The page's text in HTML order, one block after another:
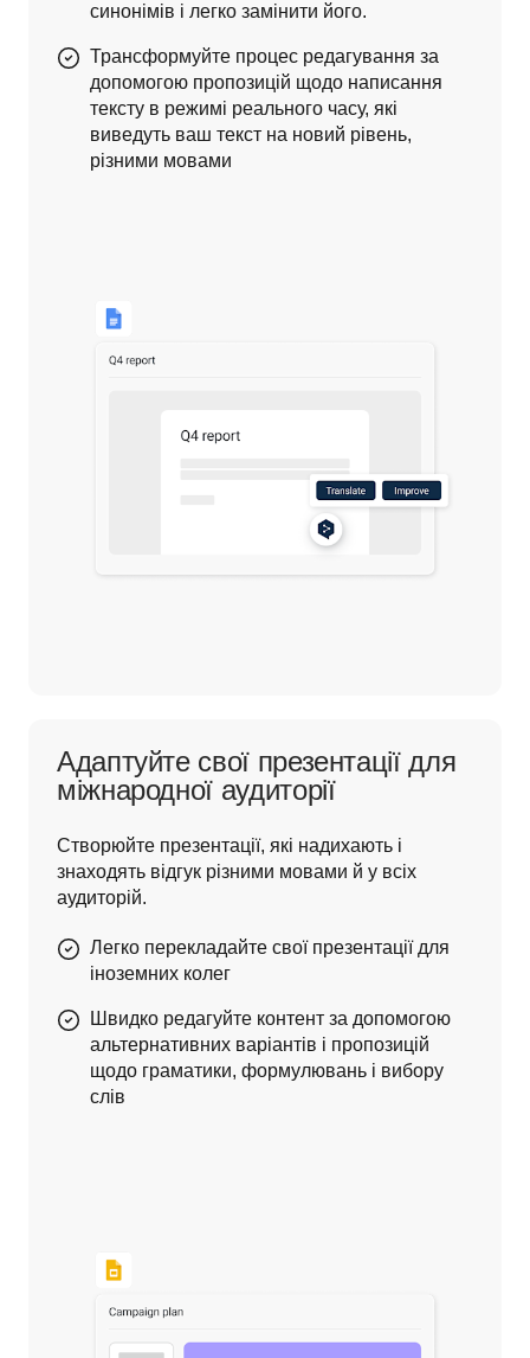
синонімів і легко замінити його.
Трансформуйте процес редагування за
допомогою пропозицій щодо написання
тексту в режимі реального часу, які
виведуть ваш текст на новий рівень,
різними мовами
Адаптуйте свої презентації для
міжнародної аудиторії
Створюйте презентації, які надихають і
знаходять відгук різними мовами й у всіх
аудиторій.
Легко перекладайте свої презентації для
іноземних колег
Швидко редагуйте контент за допомогою
альтернативних варіантів і пропозицій
щодо граматики, формулювань і вибору
слів